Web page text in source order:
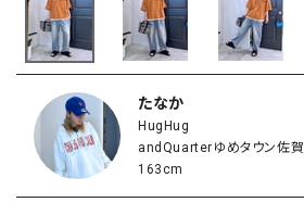
たなか
HugHug
andQuarterゆめタウン佐賀
163cm